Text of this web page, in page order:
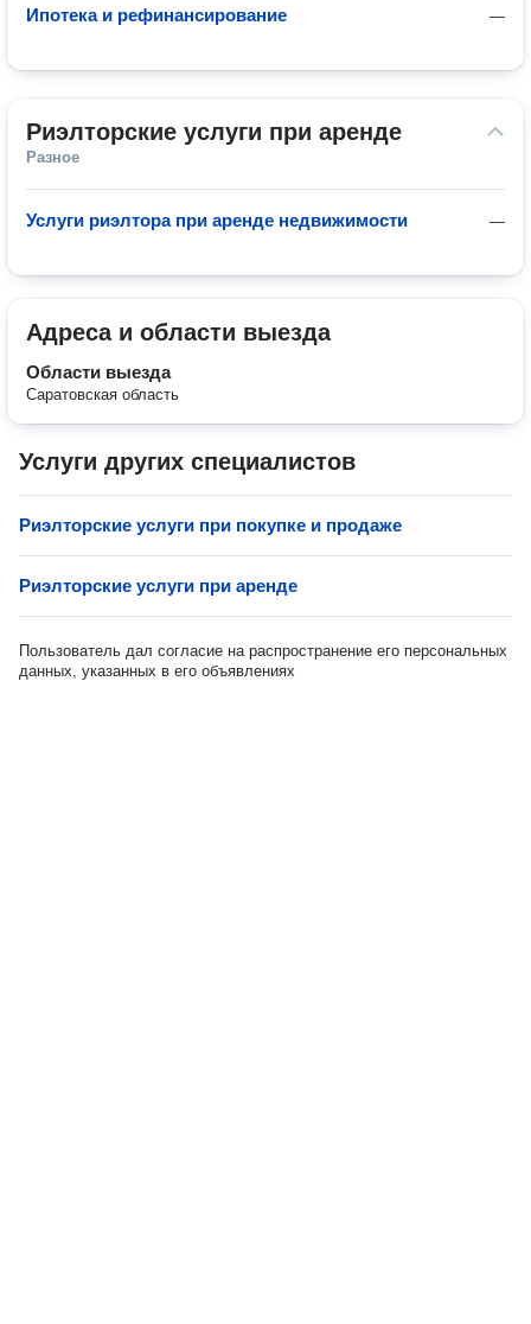
—
Ипотека и рефинансирование
Риэлторские услуги при аренде
Разное
—
Услуги риэлтора при аренде недвижимости
Адреса и области выезда
Области выезда
Саратовская область
Услуги других специалистов
Риэлторские услуги при покупке и продаже
Риэлторские услуги при аренде
Пользователь дал согласие на распространение его персональных
данных, указанных в его объявлениях